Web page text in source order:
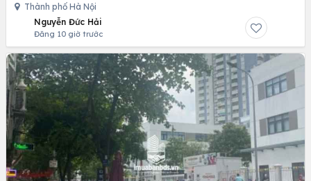
Thành phố Hà Nội
Nguyễn Đức Hải
Đăng 10 giờ trước